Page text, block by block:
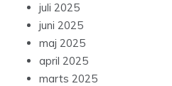
juli 2025
juni 2025
maj 2025
april 2025
marts 2025